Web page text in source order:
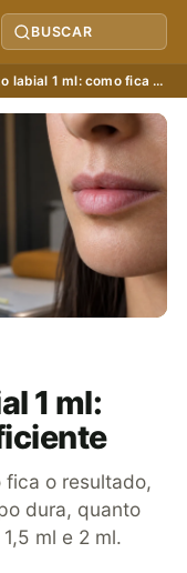
BUSCAR
Preenchimento labial 1 ml: como fica e se é suficiente
1 ml:
fica o resultado,
dura, quanto
ml e 2 ml.